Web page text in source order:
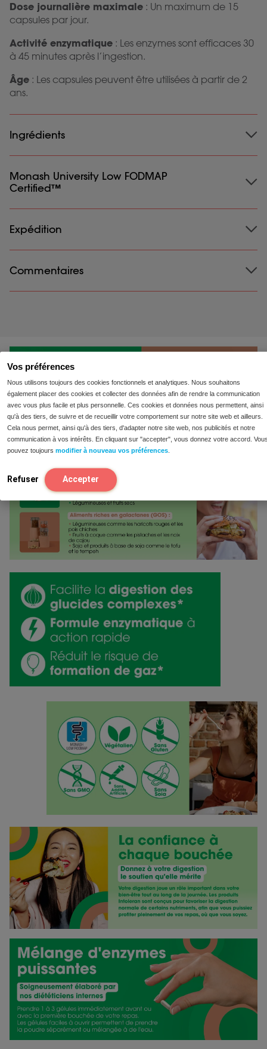
Vos préférences
Nous utilisons toujours des cookies fonctionnels et analytiques. Nous souhaitons
également placer des cookies et collecter des données afin de rendre la communication
avec vous plus facile et plus personnelle. Ces cookies et données nous permettent, ainsi
qu'à des tiers, de suivre et de recueillir votre comportement sur notre site web et ailleurs.
Cela nous permet, ainsi qu'à des tiers, d'adapter notre site web, nos publicités et notre
communication à vos intérêts. En cliquant sur "accepter", vous donnez votre accord.
pouvez toujours modifier à nouveau vos préférences
Refuser Accepter
Dose journalière maximale : Un maximum de 15
capsules par jour.
Activité enzymatique : Les enzymes sont efficaces 30
à 45 minutes après l’ingestion.
Âge : Les capsules peuvent être utilisées à partir de 2
ans.
Ingrédients
Ingrédients: Agent de remplissage : carbonate de
calcium ; Alpha Galactosidase (1200 h) ; HPMC
Convient aux végétariens et aux végétaliens.
Sans soja ni gluten.
Monash University Low FODMAP
Certified™
Il s’agit d’un produit Low FODMAP Certified™️ de
l’Université de Monash. Les FODMAPs sont un groupe
de sucres alimentaires indigestes ou mal absorbés par
le tractus gastro-intestinal. Des échantillons de ce
produit ont été analysés et classés comme étant
Monash University Low FODMAP Certified trademark
under licence used in France by Intoleran. Une portion
de ce produit peut aider à suivre le régime Monash
University Low FODMAP™️. Un régime strict à faible
teneur en FODMAP ne doit pas être entrepris sans la
supervision d’un médecin.
Expédition
Expédition: Livraison toujours gratuite. Commandez
Commentaires